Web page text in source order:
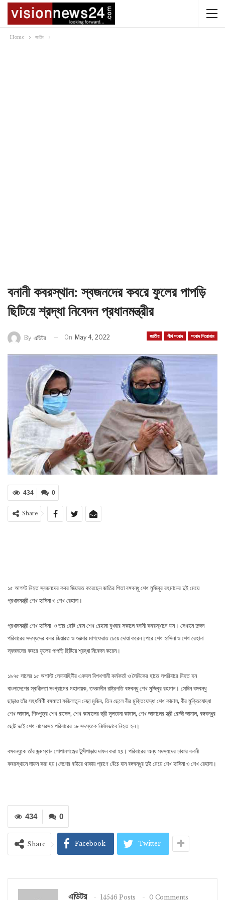
Home জাতীয়
বনানী কবরস্থান: স্বজনদের কবরে ফুলের পাপড়ি
ছিটিয়ে শ্রদ্ধা নিবেদন প্রধানমন্ত্রীর
জাতীয় শীর্ষ সংবাদ সংবাদ শিরোনাম
By এডিটর On May 4, 2022
0
434
Share
১৫ আগস্ট নিহত স্বজনদের কবর জিয়ারত করেছেন জাতির পিতা বঙ্গবন্ধু শেখ মুজিবুর রহমানের দুই মেয়ে
প্রধানমন্ত্রী শেখ হাসিনা ও শেখ রেহানা।
প্রধানমন্ত্রী শেখ হাসিনা ও তার ছোট বোন শেখ রেহানা বুধবার সকালে বনানী কবরস্থানে যান। সেখানে দুজন
পরিবারের সদস্যদের কবর জিয়ারত ও আত্মার মাগফেরাত চেয়ে দোয়া করেন।পরে শেখ হাসিনা ও শেখ রেহানা
স্বজনদের কবরে ফুলের পাপড়ি ছিটিয়ে শ্রদ্ধা নিবেদন করেন।
১৯৭৫ সালের ১৫ অগাস্ট সেনাবাহিনীর একদল বিপথগামী কর্মকর্তা ও সৈনিকের হাতে সপরিবারে নিহত হন
বাংলাদেশের স্বাধীনতা সংগ্রামের মহানায়ক, তৎকালীন রাষ্ট্রপতি বঙ্গবন্ধু শেখ মুজিবুর রহমান। সেদিন বঙ্গবন্ধু
ছাড়াও তাঁর সহধর্মিণী বঙ্গমাতা ফজিলাতুন নেছা মুজিব, তিন ছেলে বীর মুক্তিযোদ্ধা শেখ কামাল, বীর মুক্তিযোদ্ধা
শেখ জামাল, শিশুপুত্র শেখ রাসেল, শেখ কামালের স্ত্রী সুলতানা কামাল, শেখ জামালের স্ত্রী রোজী জামাল, বঙ্গবন্ধুর
ছোট ভাই শেখ নাসেরসহ পরিবারের ১৮ সদস্যকে নির্মমভাবে নিহত হন।
বঙ্গবন্ধুকে তাঁর জন্মস্থান গোপালগঞ্জের টুঙ্গীপাড়ায় দাফন করা হয়। পরিবারের অন্য সদস্যদের ঢাকার বনানী
কবরস্থানে দাফন করা হয়।দেশের বাইরে থাকায় প্রাণে বেঁচে যান বঙ্গবন্ধুর দুই মেয়ে শেখ হাসিনা ও শেখ রেহানা।
0
434
Share Facebook Twitter
এডিটর 14546 Posts 0 Comments